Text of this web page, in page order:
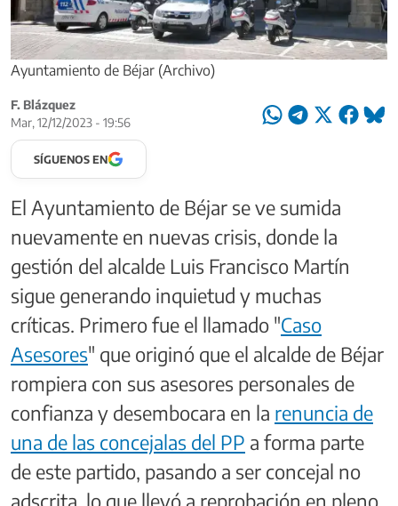
Ayuntamiento de Béjar (Archivo)
F. Blázquez
Mar, 12/12/2023 - 19:56
SÍGUENOS EN
El Ayuntamiento de Béjar se ve sumida
nuevamente en nuevas crisis, donde la
gestión del alcalde Luis Francisco Martín
sigue generando inquietud y muchas
críticas. Primero fue el llamado "Caso
Asesores" que originó que el alcalde de Béjar
rompiera con sus asesores personales de
confianza y desembocara en la renuncia de
una de las concejalas del PP a forma parte
de este partido, pasando a ser concejal no
adscrita, lo que llevó a reprobación en pleno